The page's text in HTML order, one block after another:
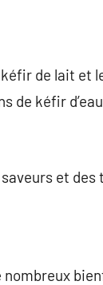
de lait et
de kéfir
et